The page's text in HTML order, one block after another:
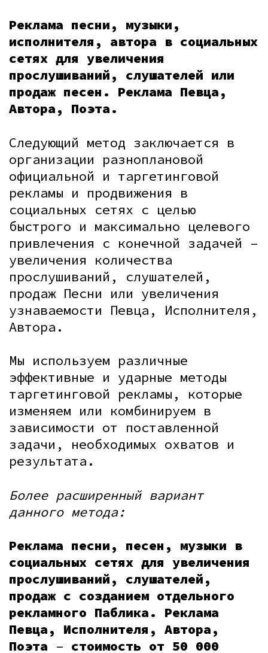
Реклама песни, музыки,
исполнителя, автора в социальных
сетях для увеличения
прослушиваний, слушателей или
продаж песен. Реклама Певца,
Автора, Поэта.
Следующий метод заключается в
организации разноплановой
официальной и таргетинговой
рекламы и продвижения в
социальных сетях с целью
быстрого и максимально целевого
привлечения с конечной задачей –
увеличения количества
прослушиваний, слушателей,
продаж Песни или увеличения
узнаваемости Певца, Исполнителя,
Автора.
Мы используем различные
эффективные и ударные методы
таргетинговой рекламы, которые
изменяем или комбинируем в
зависимости от поставленной
задачи, необходимых охватов и
результата.
Более расширенный вариант
данного метода:
Реклама песни, песен, музыки в
социальных сетях для увеличения
прослушиваний, слушателей,
продаж с созданием отдельного
рекламного Паблика. Реклама
Певца, Исполнителя, Автора,
Поэта – стоимость от 50 000